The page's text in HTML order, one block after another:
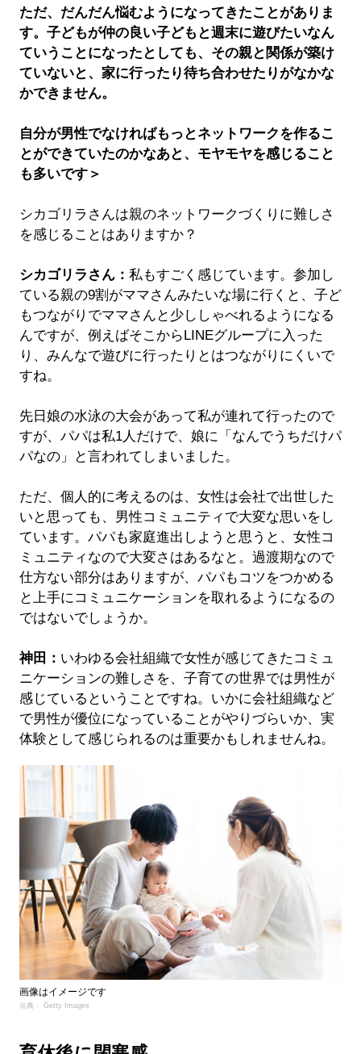
ただ、だんだん悩むようになってきたことがありま
す。子どもが仲の良い子どもと週末に遊びたいなん
ていうことになったとしても、その親と関係が築け
ていないと、家に行ったり待ち合わせたりがなかな
かできません。
自分が男性でなければもっとネットワークを作るこ
とができていたのかなあと、モヤモヤを感じること
も多いです＞
シカゴリラさんは親のネットワークづくりに難しさ
を感じることはありますか？
シカゴリラさん： 私もすごく感じています。参加し
ている親の9割がママさんみたいな場に行くと、子ど
もつながりでママさんと少ししゃべれるようになる
んですが、例えばそこからLINEグループに入った
り、みんなで遊びに行ったりとはつながりにくいで
すね。
先日娘の水泳の大会があって私が連れて行ったので
すが、パパは私1人だけで、娘に「なんでうちだけパ
パなの」と言われてしまいました。
ただ、個人的に考えるのは、女性は会社で出世した
いと思っても、男性コミュニティで大変な思いをし
ています。パパも家庭進出しようと思うと、女性コ
ミュニティなので大変さはあるなと。過渡期なので
仕方ない部分はありますが、パパもコツをつかめる
と上手にコミュニケーションを取れるようになるの
ではないでしょうか。
神田： いわゆる会社組織で女性が感じてきたコミュ
ニケーションの難しさを、子育ての世界では男性が
感じているということですね。いかに会社組織など
で男性が優位になっていることがやりづらいか、実
体験として感じられるのは重要かもしれませんね。
画像はイメージです
出典： Getty Images